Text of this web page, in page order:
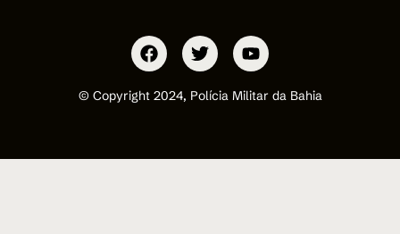
© Copyright 2024, Polícia Militar da Bahia